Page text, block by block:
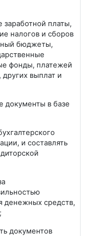
заработной платы,
налогов и сборов
бюджеты,
фонды, платежей
выплат и
документы в базе
и составлять
денежных средств,
документов